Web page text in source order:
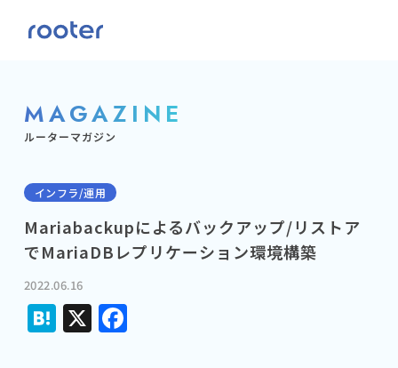
MAGAZINE
ルーターマガジン
インフラ/運用
Mariabackupによるバックアップ/リストア
でMariaDBレプリケーション環境構築
2022.06.16
Hatena
X Facebook